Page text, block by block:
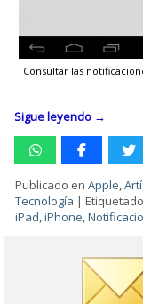
Consultar las
Sigue leyendo →
Publicado en Apple ,
Tecnología |Etiquetado
iPad ,iPhone ,